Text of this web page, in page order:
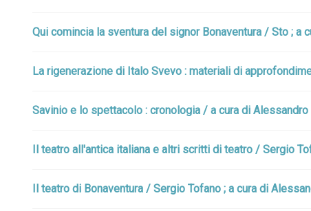
Qui comincia la sventura del signor Bonaventura / Sto ; a
La rigenerazione di Italo Svevo : materiali di
Savinio e lo spettacolo : cronologia / a cura di Alessandro
Il teatro all'antica italiana e altri scritti di teatro / Sergio
Il teatro di Bonaventura / Sergio Tofano ; a cura di